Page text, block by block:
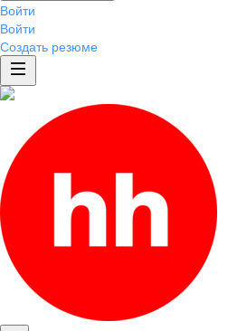
Войти
Войти
Создать резюме